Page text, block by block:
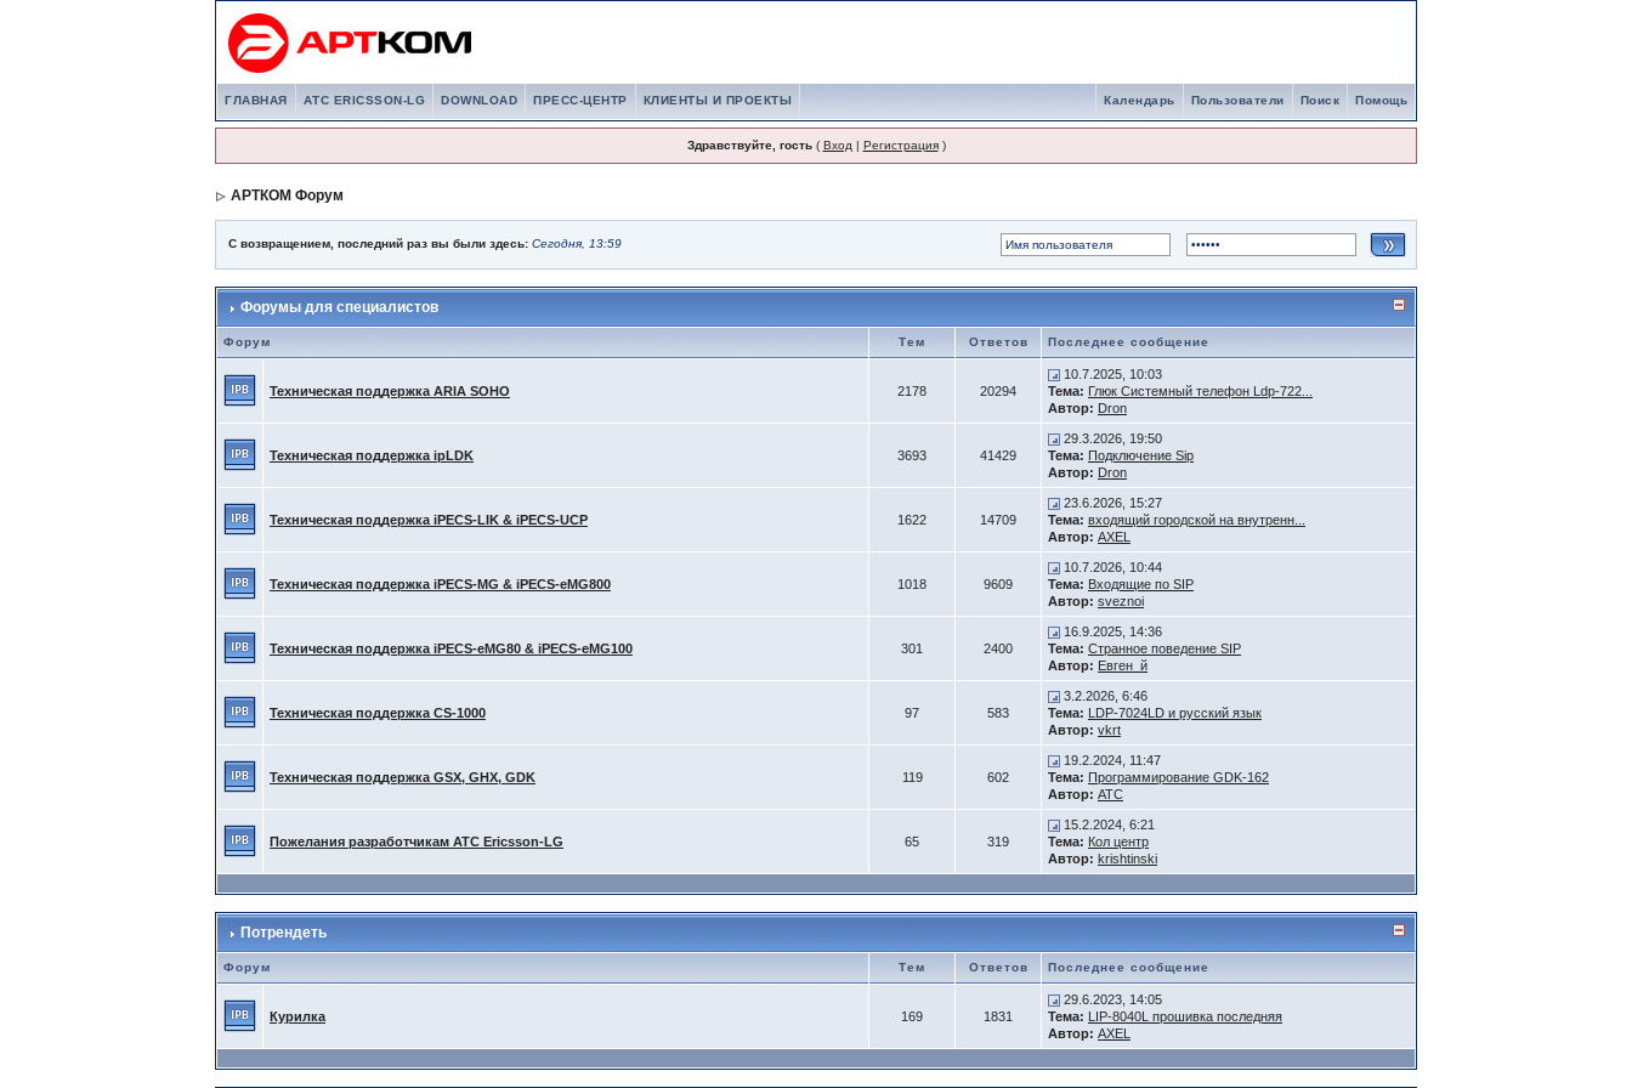
Помощь
Поиск
Пользователи
Календарь
ГЛАВНАЯ АТС ERICSSON-LG DOWNLOAD ПРЕСС-ЦЕНТР КЛИЕНТЫ И ПРОЕКТЫ
Здравствуйте, гость( Вход | Регистрация)
АРТКОМ Форум
С возвращением, последний раз вы были здесь: Сегодня, 13:59
Форумы для специалистов
Форум Тем Ответов Последнее сообщение
Техническая поддержка ARIA SOHO 2178 20294
10.7.2025, 10:03
Тема: Глюк Системный телефон Ldp-722...
Автор: Dron
Техническая поддержка ipLDK 3693 41429
29.3.2026, 19:50
Тема: Подключение Sip
Автор: Dron
Техническая поддержка iPECS-LIK & iPECS-UCP 1622 14709
23.6.2026, 15:27
Тема: входящий городской на внутренн...
Автор: AXEL
Техническая поддержка iPECS-MG & iPECS-eMG800 1018 9609
10.7.2026, 10:44
Тема: Входящие по SIP
Автор: sveznoi
Техническая поддержка iPECS-eMG80 & iPECS-eMG100 301 2400
16.9.2025, 14:36
Тема: Странное поведение SIP
Автор: Евген_й
Техническая поддержка CS-1000 97 583
3.2.2026, 6:46
Тема: LDP-7024LD и русский язык
Автор: vkrt
Техническая поддержка GSX, GHX, GDK 119 602
19.2.2024, 11:47
Тема: Программирование GDK-162
Автор: АТС
Пожелания разработчикам АТС Ericsson-LG 65 319
15.2.2024, 6:21
Тема: Кол центр
Автор: krishtinski
Потрендеть
Форум Тем Ответов Последнее сообщение
Курилка 169 1831
29.6.2023, 14:05
Тема: LIP-8040L прошивка последняя
Автор: AXEL